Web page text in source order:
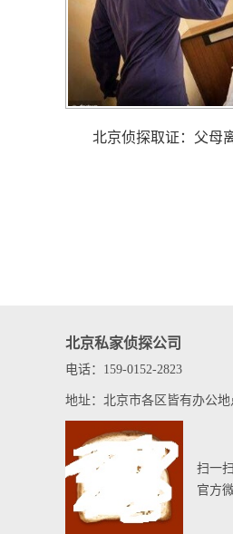
北京侦探取证： 父母
北京私家侦探公司
电话：159-0152-2823
地址：北京市各区皆有办公地
扫一
官方